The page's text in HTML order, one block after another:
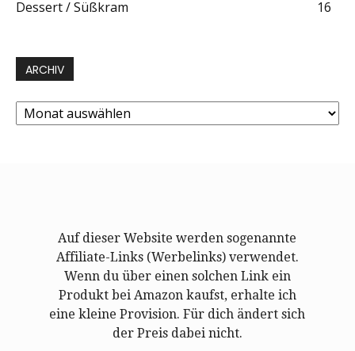
Dessert / Süßkram
16
ARCHIV
Archiv
Auf dieser Website werden sogenannte
Affiliate-Links (Werbelinks) verwendet.
Wenn du über einen solchen Link ein
Produkt bei Amazon kaufst, erhalte ich
eine kleine Provision. Für dich ändert sich
der Preis dabei nicht.